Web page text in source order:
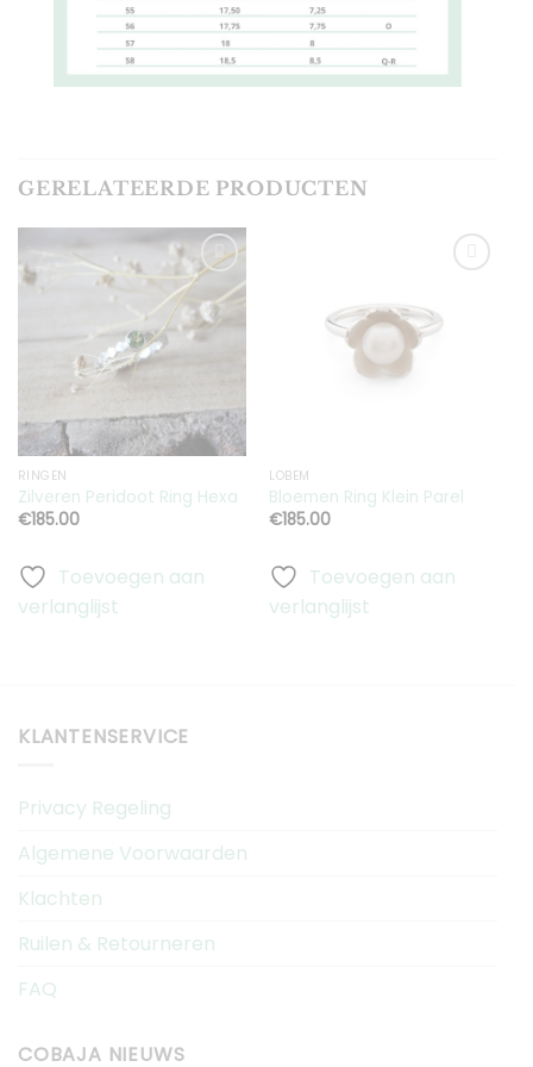
GERELATEERDE PRODUCTEN
Toevoegen
aan
RINGEN
Zilveren Peridoot Ring Hexa
€185.00
Toevoegen aan
verlanglijst
Toevoegen
LOBEM
Bloemen Ring Klein Parel
€185.00
Toevoegen aan
verlanglijst
KLANTENSERVICE
Privacy Regeling
Algemene Voorwaarden
Klachten
Ruilen & Retourneren
FAQ
COBAJA NIEUWS